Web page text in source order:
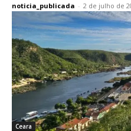
noticia_publicada - 2 de julho de
Ceara